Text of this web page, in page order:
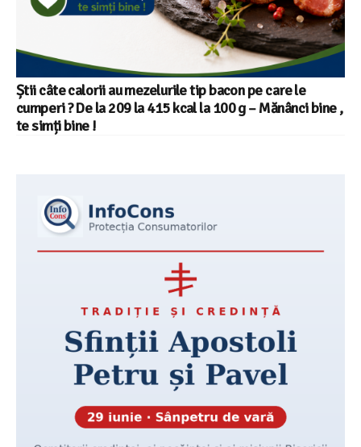
Știi câte calorii au mezelurile tip bacon pe care le
cumperi ? De la 209 la 415 kcal la 100 g – Mănânci bine ,
te simți bine !